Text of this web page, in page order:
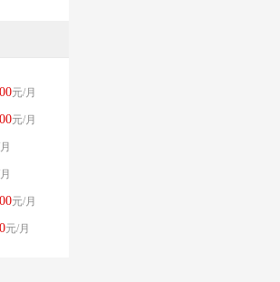
元/月
元/月
元/月
元/月